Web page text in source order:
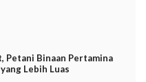
Petani Binaan Pertamina
Lebih Luas